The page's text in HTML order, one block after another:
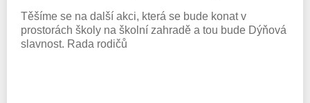
Těšíme se na další akci, která se bude konat v
prostorách školy na školní zahradě a tou bude Dýňová
slavnost. Rada rodičů